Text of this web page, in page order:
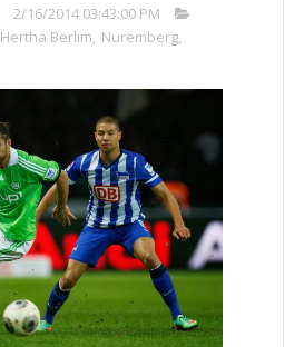
2/16/2014 03:43:00 PM
Hertha Berlim, Nuremberg,